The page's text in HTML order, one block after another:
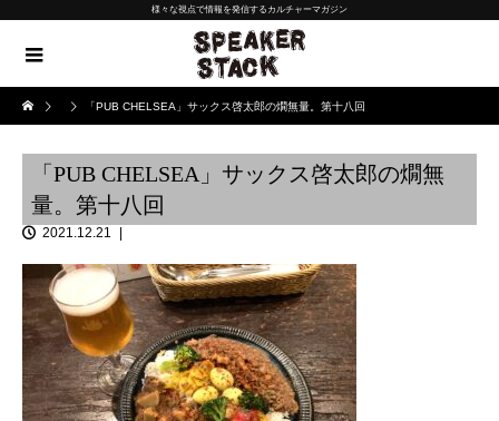
様々な視点で情報を発信するカルチャーマガジン
「PUB CHELSEA」サックス啓太郎の燗無量。第十八回
「PUB CHELSEA」サックス啓太郎の燗無
量。第十八回
2021.12.21